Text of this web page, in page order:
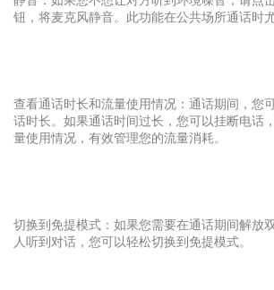
钮，将麦克风静音。此功能在公共场所通话时
查看通话时长和流量使用情况：通话期间，您
话时长。如果通话时间过长，您可以挂断电话
量使用情况，有效管理您的流量消耗。
切换到免提模式：如果您需要在通话期间解放
人听到对话，您可以轻松切换到免提模式。